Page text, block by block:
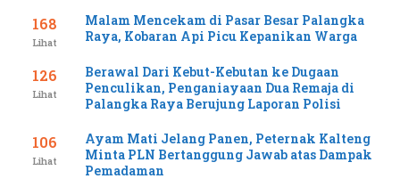
168
Lihat
Malam Mencekam di Pasar Besar Palangka
Raya, Kobaran Api Picu Kepanikan Warga
126
Lihat
Berawal Dari Kebut-Kebutan ke Dugaan
Penculikan, Penganiayaan Dua Remaja di
Palangka Raya Berujung Laporan Polisi
106
Lihat
Ayam Mati Jelang Panen, Peternak Kalteng
Minta PLN Bertanggung Jawab atas Dampak
Pemadaman